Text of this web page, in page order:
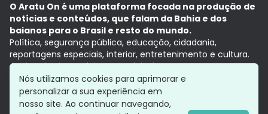
O Aratu On é uma plataforma focada na produção de
notícias e conteúdos, que falam da Bahia e dos
baianos para o Brasil e resto do mundo.
Política, segurança pública, educação, cidadania,
reportagens especiais, interior, entretenimento e cultura.
Aqui, tudo vira notícia e a notícia é no tempo presente,
com a credibilidade do Grupo Aratu.
Grupo Aratu
Política de privacidade
Nós utilizamos cookies para aprimorar e
personalizar a sua experiência em
nosso site. Ao continuar navegando,